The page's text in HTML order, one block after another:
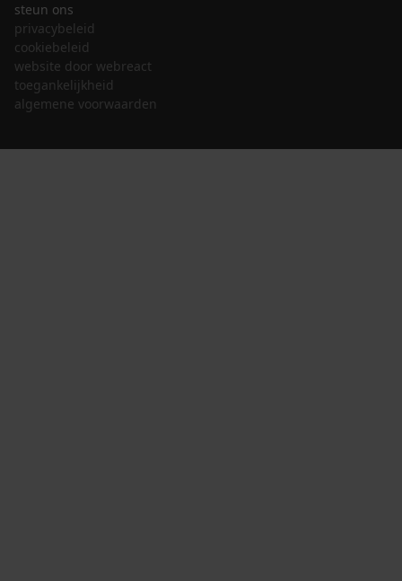
steun ons
privacybeleid
cookiebeleid
website door webreact
toegankelijkheid
algemene voorwaarden